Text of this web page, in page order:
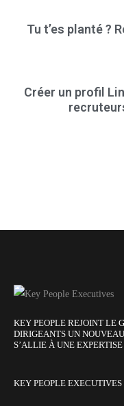
Tu t’es planté ?
Créer un profil
KEY PEOPLE REJOINT LE
DIRIGEANTS UN
S’ALLIE À UNE
KEY PEOPLE EXECUTIVES